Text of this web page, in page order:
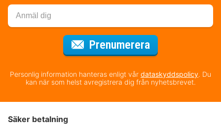
Prenumerera
Personlig information hanteras enligt vår dataskyddspolicy. Du
kan när som helst avregistrera dig från nyhetsbrevet.
Säker betalning